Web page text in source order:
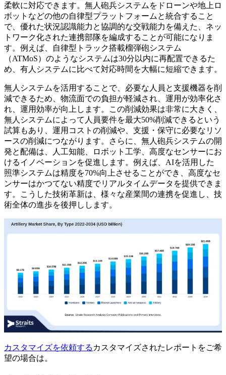
柔軟に対応できます。無人砲兵システムをドローンや地上ロ
ボットなどの他の自律型プラットフォームと統合すること
で、優れた状況認識能力と協調的な交戦能力を備えた、ネッ
トワーク化された連携部隊を編成することが可能になりま
す。例えば、自律型トラック搭載榴弾砲システム
（ATMoS）のようなシステムは30分以内に再配置できるた
め、有人システムに比べて対応時間を大幅に短縮できます。
無人システムを活用することで、必要な人員と支援機器を削
減できるため、物流面での負担が軽減され、運用が効率化さ
れ、運用効率が向上します。この削減効果は非常に大きく、
無人システムによって人員要件を最大50%削減できるという
試算もあり、運用コストの削減や、支援・保守に必要なリソ
ースの削減につながります。さらに、無人砲兵システムの開
発と配備は、人工知能、ロボット工学、高度なセンサーにお
けるイノベーションを促進します。例えば、AIを活用した
照準システムは精度を70%向上させることができ、高度なセ
ンサーはかつてない精度でリアルタイムデータを提供できま
す。こうした技術革新は、様々な産業間の連携を促進し、技
術全体の進歩を後押しします。
カスタマイズを依頼する カスタマイズされたレポートをご希
望の場合は。